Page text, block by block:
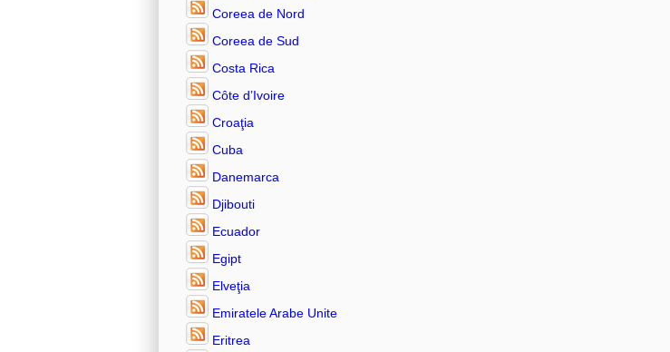
Coreea de Nord
Coreea de Sud
Costa Rica
Côte d’Ivoire
Croaţia
Cuba
Danemarca
Djibouti
Ecuador
Egipt
Elveţia
Emiratele Arabe Unite
Eritrea